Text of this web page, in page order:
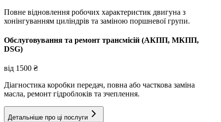
Повне відновлення робочих характеристик двигуна з
хонінгуванням циліндрів та заміною поршневої групи.
Обслуговування та ремонт трансмісій (АКПП, МКПП,
DSG)
від 1500 ₴
Діагностика коробки передач, повна або часткова заміна
масла, ремонт гідроблоків та зчеплення.
Детальніше про ці послуги